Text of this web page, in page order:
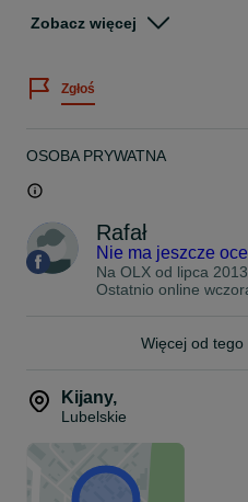
Serdecznie zapraszamy na
Kijany16
21-077 Spiczyn
Punkt sprzedaży:
Zobacz więcej
Zgłoś
OSOBA PRYWATNA
Rafał
Nie ma jeszcze
Na OLX od lipca 2013
Ostatnio online
Więcej od tego
Kijany,
Lubelskie